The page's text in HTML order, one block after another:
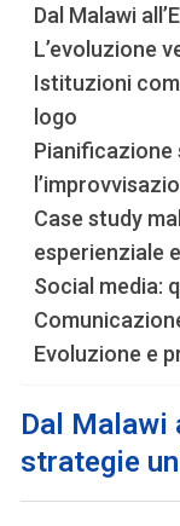
Dal Malawi
L’evoluzione
Istituzioni
logo
Case study
esperienziale
Social media:
Evoluzione e
Dal Malawi
strategie